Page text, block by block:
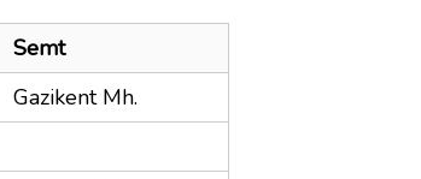
Semt
Gazikent Mh.